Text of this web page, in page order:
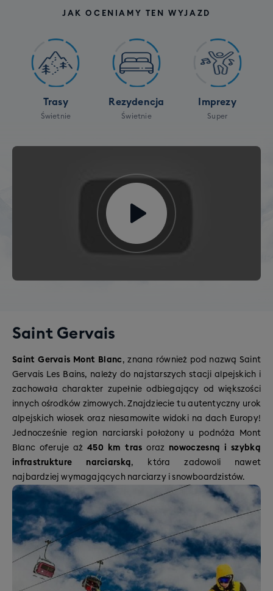
JAK OCENIAMY TEN WYJAZD
Trasy
Świetnie
Rezydencja
Świetnie
Imprezy
Super
Saint Gervais
Saint Gervais Mont Blanc , znana również pod nazwą Saint
Gervais Les Bains, należy do najstarszych stacji alpejskich i
zachowała charakter zupełnie odbiegający od większości
innych ośrodków zimowych. Znajdziecie tu autentyczny urok
alpejskich wiosek oraz niesamowite widoki na dach Europy!
Jednocześnie region narciarski położony u podnóża Mont
Blanc oferuje aż450 km tras oraz nowoczesną i szybką
infrastrukture narciarską, która zadowoli nawet
najbardziej wymagających narciarzy i snowboardzistów.